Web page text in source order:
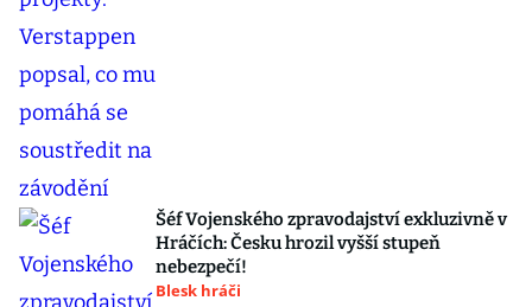
Šéf Vojenského zpravodajství exkluzivně v
Hráčích: Česku hrozil vyšší stupeň
nebezpečí!
Blesk hráči